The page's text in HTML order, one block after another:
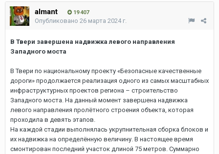
almant 19 407
Опубликовано 26 марта 2024 г.
В Твери завершена надвижка левого направления
Западного моста
В Твери по национальному проекту «Безопасные качественные
дороги» продолжается реализация одного из самых масштабных
инфраструктурных проектов региона – строительство
Западного моста. На данный момент завершена надвижка
левого направления пролётного строения объекта, которая
проходила в девять этапов.
На каждой стадии выполнялась укрупнительная сборка блоков и
их надвижка на определённую величину. В настоящее время
смонтирован последний участок длиной 75 метров. Суммарно